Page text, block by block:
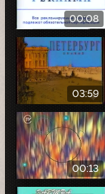
00:08
03:59
00:13